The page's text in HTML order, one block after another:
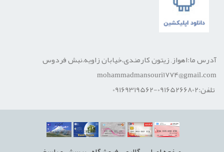
آدرس ما:اهواز, زیتون کارمندی،خیابان زاویه،نبش فردوس
mohammadmansouri1774@gmail.com
تلفن:09165266802-09169319562